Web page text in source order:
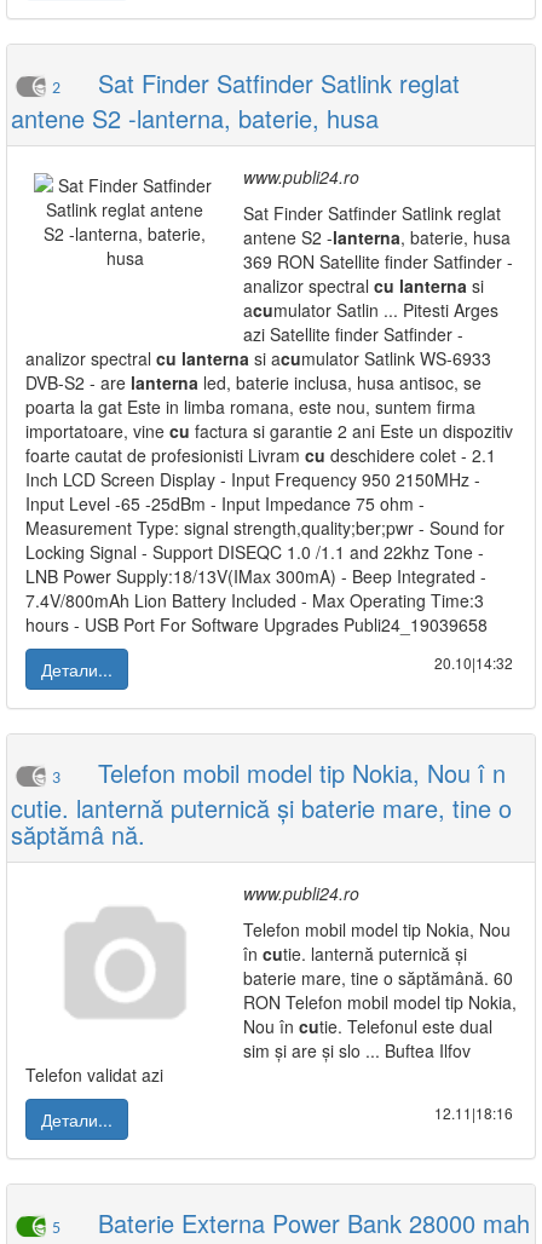
2
Sat Finder Satfinder Satlink reglat
antene S2 -lanterna, baterie, husa
www.publi24.ro
Sat Finder Satfinder Satlink reglat
antene S2 -lanterna, baterie, husa
369 RON Satellite finder Satfinder -
analizor spectral cu lanterna si
acumulator Satlin ... Pitesti Arges
azi Satellite finder Satfinder -
analizor spectral cu lanterna si acumulator Satlink WS-6933
DVB-S2 - are lanterna led, baterie inclusa, husa antisoc, se
poarta la gat Este in limba romana, este nou, suntem firma
importatoare, vine cu factura si garantie 2 ani Este un dispozitiv
foarte cautat de profesionisti Livram cu deschidere colet - 2.1
Inch LCD Screen Display - Input Frequency 950 2150MHz -
Input Level -65 -25dBm - Input Impedance 75 ohm -
Measurement Type: signal strength,quality;ber;pwr - Sound for
Locking Signal - Support DISEQC 1.0 /1.1 and 22khz Tone -
LNB Power Supply:18/13V(IMax 300mA) - Beep Integrated -
7.4V/800mAh Lion Battery Included - Max Operating Time:3
hours - USB Port For Software Upgrades Publi24_19039658
Детали...
20.10|14:32
3
Telefon mobil model tip Nokia, Nou î n
cutie. lanternă puternică și baterie mare, tine o
săptămâ nă.
www.publi24.ro
Telefon mobil model tip Nokia, Nou
în cutie. lanternă puternică și
baterie mare, tine o săptămână. 60
RON Telefon mobil model tip Nokia,
Nou în cutie. Telefonul este dual
sim și are și slo ... Buftea Ilfov
Telefon validat azi
Детали...
12.11|18:16
5
Baterie Externa Power Bank 28000 mah